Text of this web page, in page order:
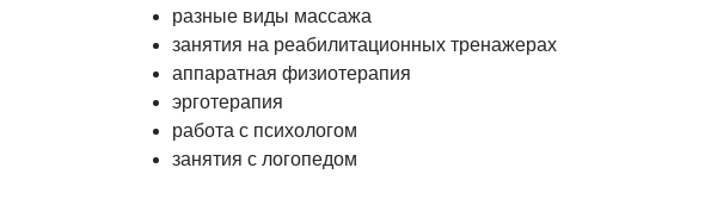
разные виды массажа
занятия на реабилитационных тренажерах
аппаратная физиотерапия
эрготерапия
работа с психологом
занятия с логопедом